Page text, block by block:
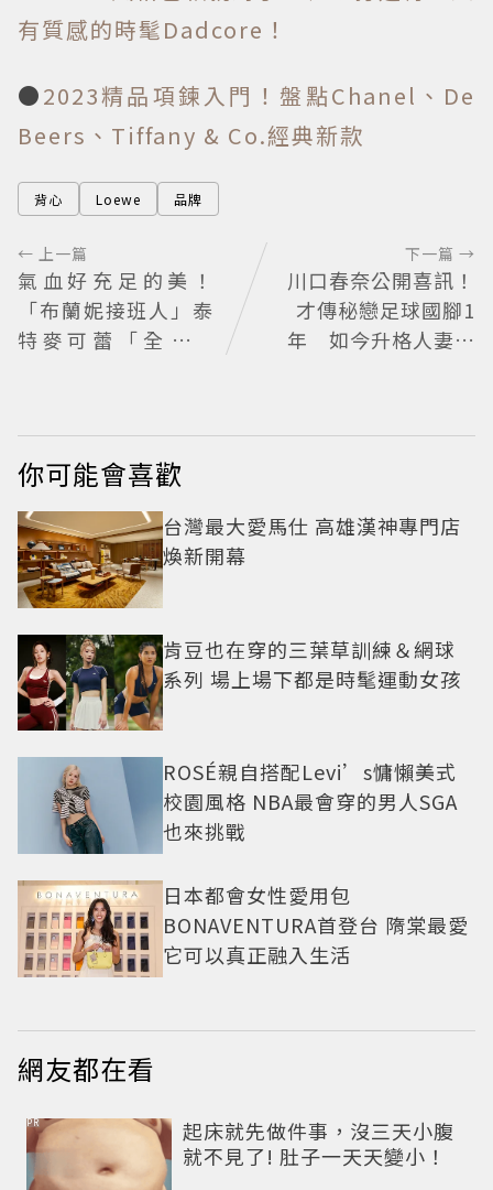
有質感的時髦Dadcore！
●2023精品項鍊入門！盤點Chanel、De
Beers、Tiffany & Co.經典新款
背心 Loewe 品牌
← 上一篇
氣血好充足的美！
「布蘭妮接班人」泰
特麥可蕾「全身鍍
全場
下一篇 →
川口春奈公開喜訊！
才傳秘戀足球國腳1
年 如今升格人妻、
你可能會喜歡
台灣最大愛馬仕 高雄漢神專門店
煥新開幕
肯豆也在穿的三葉草訓練＆網球
系列 場上場下都是時髦運動女孩
ROSÉ親自搭配Levi’s慵懶美式
校園風格 NBA最會穿的男人SGA
也來挑戰
日本都會女性愛用包
BONAVENTURA首登台 隋棠最愛
它可以真正融入生活
網友都在看
起床就先做件事，沒三天小腹
就不見了! 肚子一天天變小！
PR